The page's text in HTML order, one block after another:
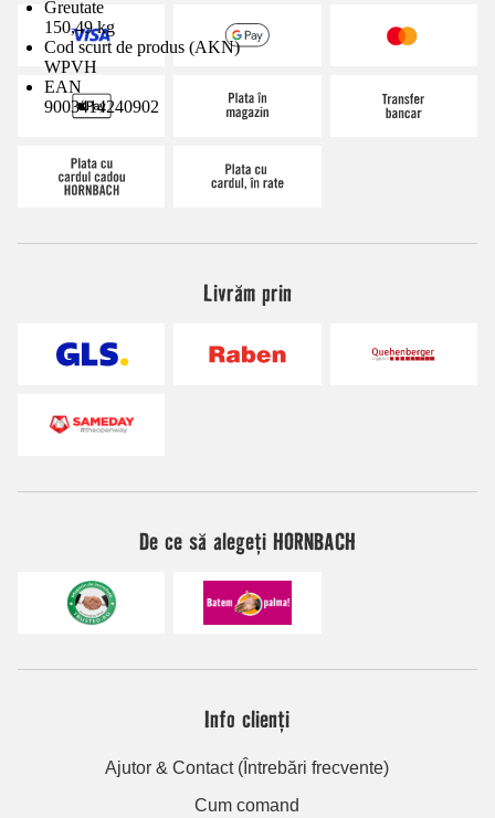
Greutate
150,49 kg
Cod scurt de produs (AKN)
WPVH
EAN
9003414240902
Livrăm prin
De ce să alegeți HORNBACH
Info clienți
Ajutor & Contact (Întrebări frecvente)
Cum comand